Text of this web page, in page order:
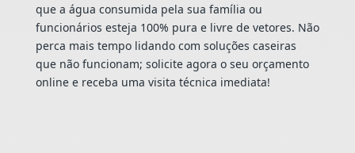
que a água consumida pela sua família ou
funcionários esteja 100% pura e livre de vetores. Não
perca mais tempo lidando com soluções caseiras
que não funcionam; solicite agora o seu orçamento
online e receba uma visita técnica imediata!